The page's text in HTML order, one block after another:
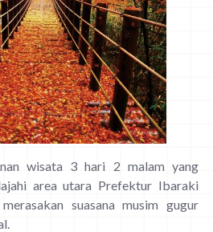
wisata 3 hari 2 malam yang
area utara Prefektur Ibaraki
suasana musim gugur